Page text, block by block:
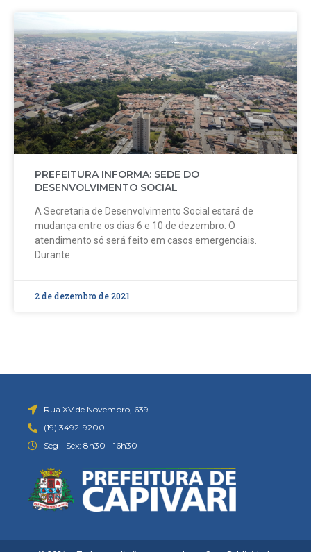
PREFEITURA INFORMA: SEDE DO
DESENVOLVIMENTO SOCIAL
A Secretaria de Desenvolvimento Social estará de
mudança entre os dias 6 e 10 de dezembro. O
atendimento só será feito em casos emergenciais.
Durante
2 de dezembro de 2021
Rua XV de Novembro, 639
(19) 3492-9200
Seg - Sex: 8h30 - 16h30